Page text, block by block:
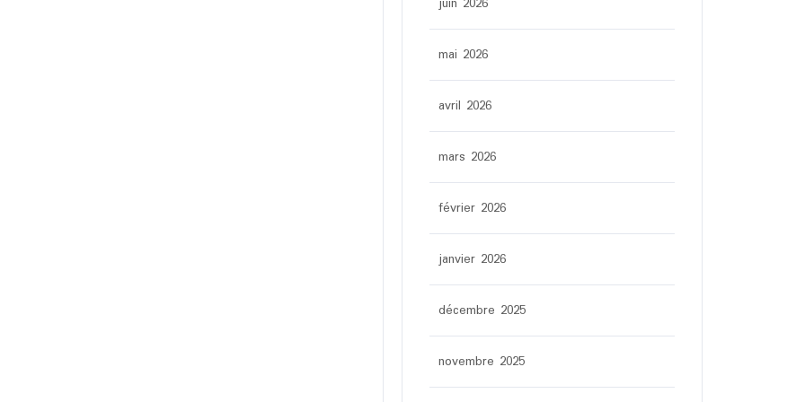
mai 2026
avril 2026
mars 2026
février 2026
janvier 2026
décembre 2025
novembre 2025